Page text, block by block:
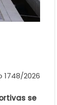
2026
se